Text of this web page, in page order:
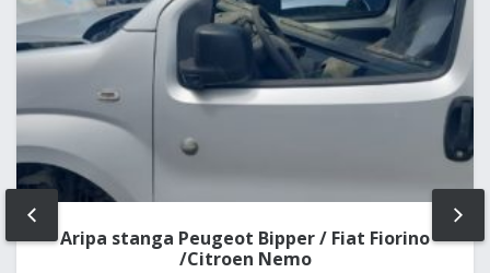
Aripa stanga Peugeot Bipper / Fiat Fiorino
/Citroen Nemo
PREV